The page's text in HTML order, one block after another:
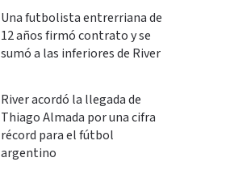
Una futbolista entrerriana de
12 años firmó contrato y se
sumó a las inferiores de River
River acordó la llegada de
Thiago Almada por una cifra
récord para el fútbol
argentino